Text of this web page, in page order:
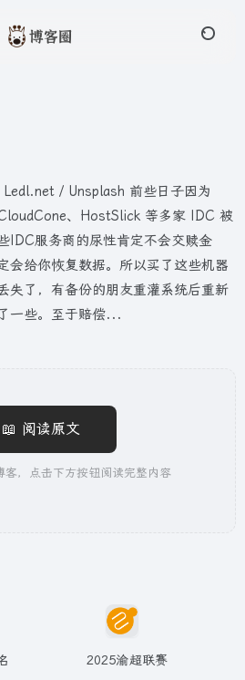
/ Unsplash 前些日子因为
、HostSlick 等多家 IDC 被
IDC服务商的尿性肯定不会交赎金
会给你恢复数据。所以买了这些机器
失了，有备份的朋友重灌系统后重新
一些。至于赔偿...
📖 阅读原文
客，点击下方按钮阅读完整内容
2025渝超联赛